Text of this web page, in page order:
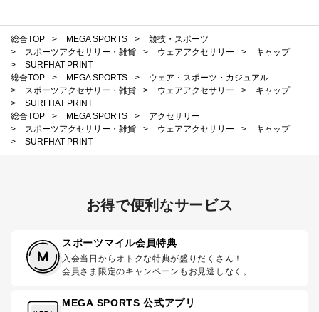
総合TOP > MEGA SPORTS >
競技・スポーツ
>
スポーツアクセサリー・雑貨 > ウェアアクセサリー >
キャップ
>
SURFHAT PRINT
総合TOP
> MEGA SPORTS >
ウェア・スポーツ・カジュアル
>
スポーツアクセサリー・雑貨 > ウェアアクセサリー >
キャップ
>
SURFHAT PRINT
総合TOP
> MEGA SPORTS >
アクセサリー
>
スポーツアクセサリー・雑貨 > ウェアアクセサリー >
キャップ
>
SURFHAT PRINT
お得で便利なサービス
スポーツマイル会員特典
入会当日からオトクな特典が盛りだくさん！
会員さま限定のキャンペーンもお見逃しなく。
MEGA SPORTS 公式アプリ